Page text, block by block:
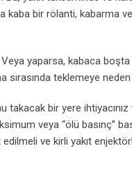
kaba bir rölanti, kabarma
yaparsa, kabaca
teklemeye
takacak bir yere
veya “ölü basınç”
ve kirli yakıt